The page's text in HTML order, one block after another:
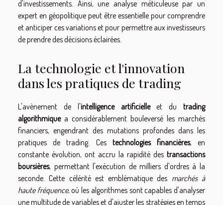
d'investissements. Ainsi, une analyse méticuleuse par un
expert en géopolitique peut être essentielle pour comprendre
et anticiper ces variations et pour permettre aux investisseurs
de prendre des décisions éclairées.
La technologie et l'innovation
dans les pratiques de trading
L'avènement de l'intelligence artificielleet dutrading
algorithmiquea considérablement bouleversé les marchés
financiers, engendrant des mutations profondes dans les
pratiques de trading. Ces technologies financières, en
constante évolution, ont accru la rapidité des transactions
boursières, permettant l'exécution de milliers d'ordres à la
seconde. Cette célérité est emblématique des marchés à
haute fréquence, où les algorithmes sont capables d'analyser
une multitude de variables et d'ajuster les stratégies en temps